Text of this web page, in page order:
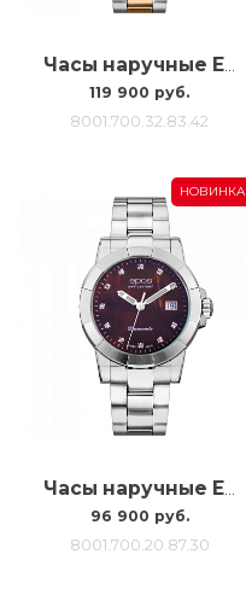
Часы наручные Epos 8001.700.32.83.42
119 900 руб.
8001.700.32.83.42
НОВИНКА
Часы наручные Epos 8001.700.20.87.30
96 900 руб.
8001.700.20.87.30